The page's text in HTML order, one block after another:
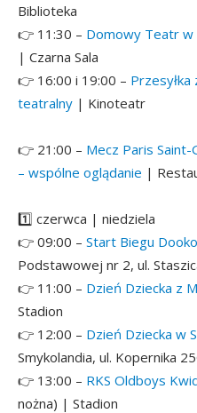
Biblioteka
👉 11:30 – Domowy Teatr w
| Czarna Sala
👉 16:00 i 19:00 –
teatralny | Kinoteatr
👉 21 :00 – Mecz Paris
– wspólne oglądanie |
1️⃣ czerwca | niedziela
👉 09:00 – Start Biegu
Podstawowej nr 2, ul.
👉 11:00 – Dzień Dziecka z
Stadion
👉 12:00 – Dzień Dziecka w
Smykolandia, ul. Kopernika
👉 13:00 – RKS Oldboys
nożna) | Stadion